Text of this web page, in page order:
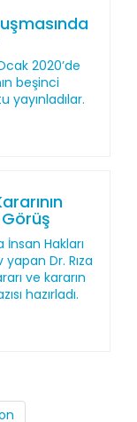
2020’de
beşinci
yayınladılar.
İnsan Hakları
Dr. Rıza
ve kararın
hazırladı.